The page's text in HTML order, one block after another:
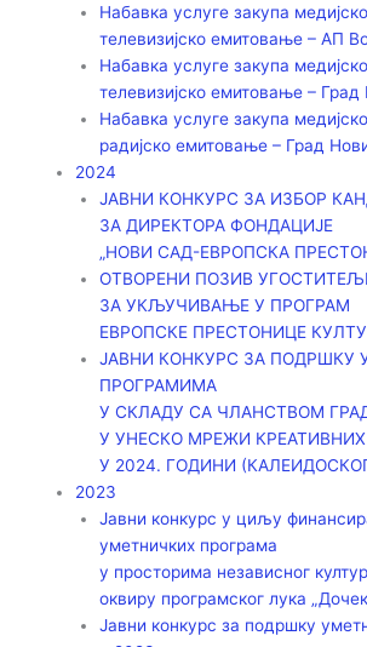
Набавка услуге закупа
телевизијско емитовање – АП
Набавка услуге закупа
телевизијско емитовање –
Набавка услуге закупа
радијско емитовање – Град
2024
ЈАВНИ КОНКУРС ЗА ИЗБОР
ЗА ДИРЕКТОРА ФОНДАЦИЈЕ
„НОВИ САД-ЕВРОПСКА
ОТВОРЕНИ ПОЗИВ
ЗА УКЉУЧИВАЊЕ У ПРОГРАМ
ЕВРОПСКЕ ПРЕСТОНИЦЕ
ЈАВНИ КОНКУРС ЗА ПОДРШКУ
ПРОГРАМИМА
У СКЛАДУ СА ЧЛАНСТВОМ
У УНЕСКО МРЕЖИ
У 2024. ГОДИНИ
2023
Јавни конкурс у циљу
уметничких програма
у просторима независног
оквиру програмског лука
Јавни конкурс за подршку